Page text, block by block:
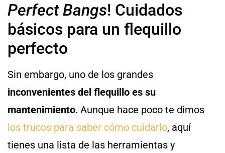
Perfect Bangs! Cuidados
básicos para un flequillo
perfecto
Sin embargo, uno de los grandes
inconvenientes del flequillo es su
mantenimiento. Aunque hace poco te dimos
los trucos para saber cómo cuidarlo, aquí
tienes una lista de las herramientas y